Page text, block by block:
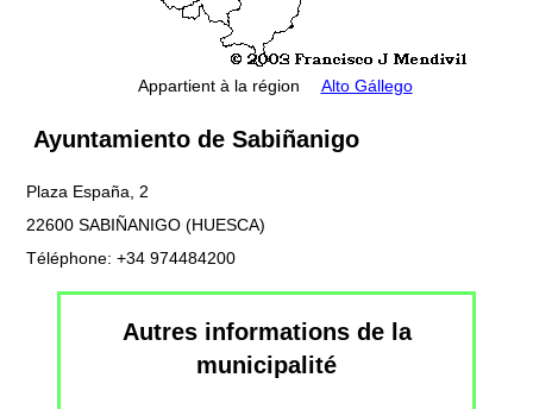
Appartient à la région Alto Gállego
Ayuntamiento de Sabiñanigo
Plaza España, 2
22600 SABIÑANIGO (HUESCA)
Téléphone: +34 974484200
Autres informations de la
municipalité